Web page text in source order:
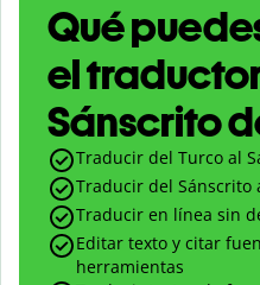
Qué
el
Sánscrito
Traducir del Turco al
Traducir del Sánscrito
Traducir en línea sin
Editar texto y citar
herramientas